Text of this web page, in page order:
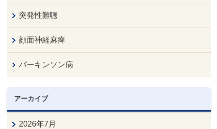
突発性難聴
顔面神経麻痺
パーキンソン病
アーカイブ
2026年7月